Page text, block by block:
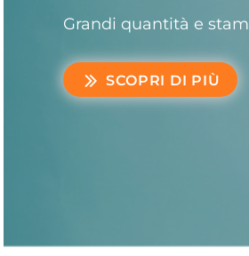
Grandi quantità e
SCOPRI DI PIÙ